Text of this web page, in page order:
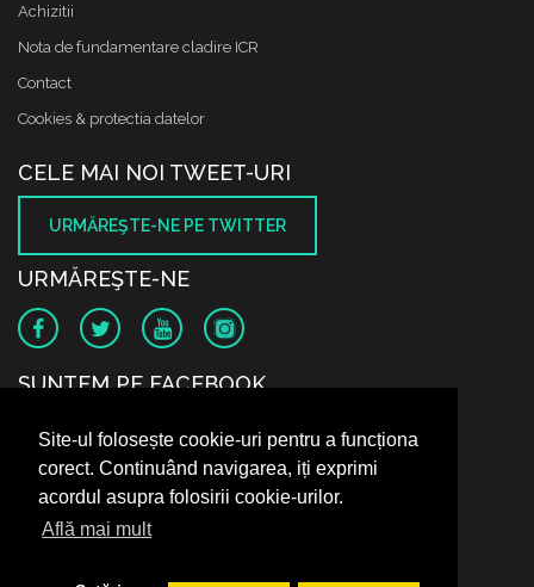
Site-ul folosește cookie-uri pentru a funcționa
corect. Continuând navigarea, iți exprimi
acordul asupra folosirii cookie-urilor.
Află mai mult
Achizitii
Nota de fundamentare cladire ICR
Contact
Cookies & protectia datelor
CELE MAI NOI TWEET-URI
URMĂREŞTE-NE PE TWITTER
URMĂREŞTE-NE
SUNTEM PE FACEBOOK